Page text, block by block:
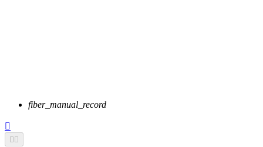
fiber_manual_record

